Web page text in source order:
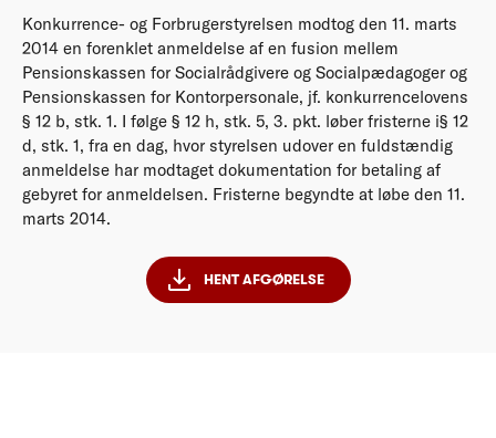
Konkurrence- og Forbrugerstyrelsen modtog den 11. marts
2014 en forenklet anmeldelse af en fusion mellem
Pensionskassen for Socialrådgivere og Socialpædagoger og
Pensionskassen for Kontorpersonale, jf. konkurrencelovens
§ 12 b, stk. 1. I følge § 12 h, stk. 5, 3. pkt. løber fristerne i§ 12
d, stk. 1, fra en dag, hvor styrelsen udover en fuldstændig
anmeldelse har modtaget dokumentation for betaling af
gebyret for anmeldelsen. Fristerne begyndte at løbe den 11.
marts 2014.
HENT AFGØRELSE